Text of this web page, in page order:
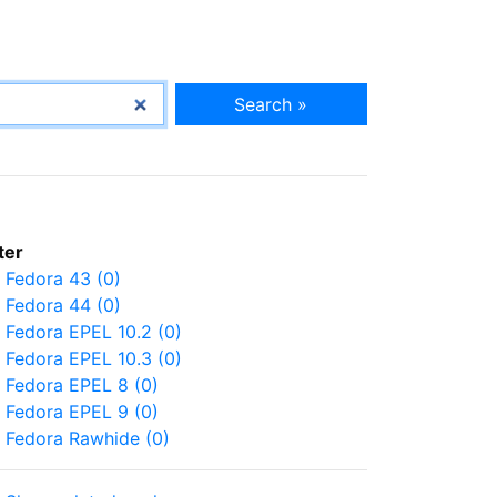
Search »
Fedora 43 (0)
Fedora 44 (0)
Fedora EPEL 10.2 (0)
Fedora EPEL 10.3 (0)
Fedora EPEL 8 (0)
Fedora EPEL 9 (0)
Fedora Rawhide (0)